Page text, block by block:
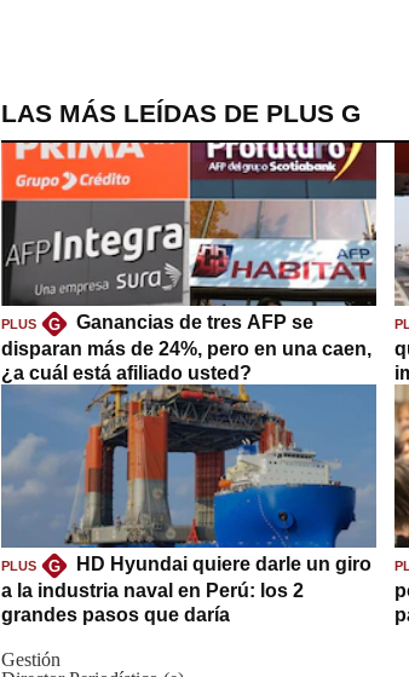
LAS MÁS LEÍDAS DE PLUS G
PLUS G
Ganancias de tres AFP se
disparan más de 24%, pero en una caen,
¿a cuál está afiliado usted?
PLUS G
HD Hyundai quiere darle un giro
a la industria naval en Perú: los 2
grandes pasos que daría
Gestión